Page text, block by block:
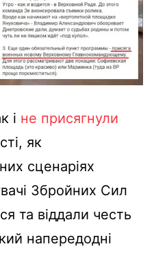
і не присягнули
як
сценаріях
Збройних Сил
та віддали честь
напередодні